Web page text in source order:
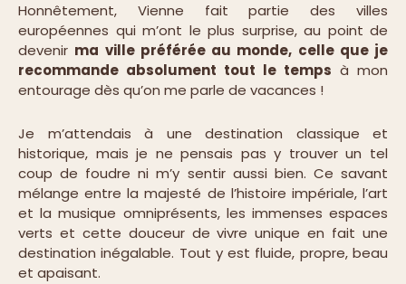
Honnêtement, Vienne fait partie des villes
européennes qui m’ont le plus surprise, au point de
devenir ma ville préférée au monde, celle que je
recommande absolument tout le temps à mon
entourage dès qu’on me parle de vacances !
Je m’attendais à une destination classique et
historique, mais je ne pensais pas y trouver un tel
coup de foudre ni m’y sentir aussi bien. Ce savant
mélange entre la majesté de l’histoire impériale, l’art
et la musique omniprésents, les immenses espaces
verts et cette douceur de vivre unique en fait une
destination inégalable. Tout y est fluide, propre, beau
et apaisant.